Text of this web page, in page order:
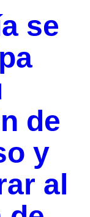
se
de
y
al